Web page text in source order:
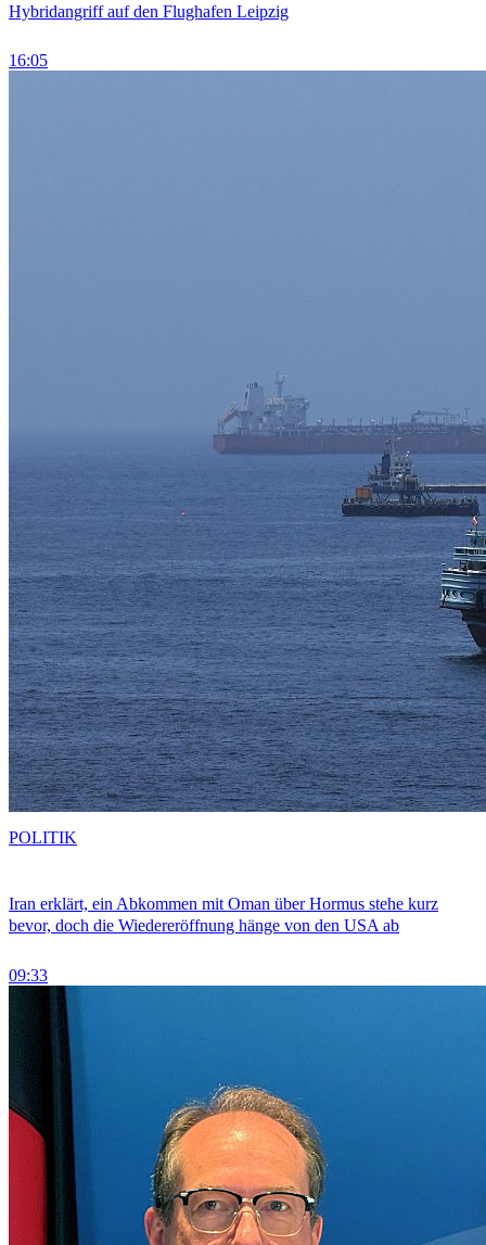
Hybridangriff auf den Flughafen Leipzig
16:05
Iran erklärt, ein Abkommen mit Oman über Hormus stehe kurz
bevor, doch die Wiedereröffnung hänge von den USA ab
09:33
POLITIK